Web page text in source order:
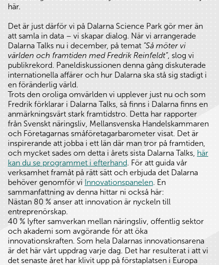
här.
Det är just därför vi på Dalarna Science Park gör mer än
att samla in data – vi skapar dialog. När vi arrangerade
Dalarna Talks nu i december, på temat ”Så möter vi
världen och framtiden med Fredrik Reinfeldt”, slog vi
publikrekord. Paneldiskussionen denna gång diskuterade
internationella affärer och hur Dalarna ska stå sig stadigt i
en föränderlig värld.
Trots den oroliga omvärlden vi upplever just nu och som
Fredrik förklarar i Dalarna Talks, så finns i Dalarna finns en
anmärkningsvärt stark framtidstro. Detta har rapporter
från Svenskt näringsliv, Mellansvenska Handelskammaren
och Företagarnas småföretagarbarometer visat. Det är
inspirerande att jobba i ett län där man tror på framtiden,
och mycket sades om detta i årets sista Dalarna Talks, här
kan du se programmet i efterhand. För att guida vår
verksamhet framåt på rätt sätt och erbjuda det Dalarna
behöver genomför vi Innovationspanelen. En
sammanfattning av denna hittar ni också här:
Nästan 80 % anser att innovation är nyckeln till
entreprenörskap.
40 % lyfter samverkan mellan näringsliv, offentlig sektor
och akademi som avgörande för att öka
innovationskraften. Som hela Dalarnas innovationsarena
är det här vårt uppdrag varje dag. Det har resulterat i att vi
det senaste året har klivit upp på förstaplatsen i Europa